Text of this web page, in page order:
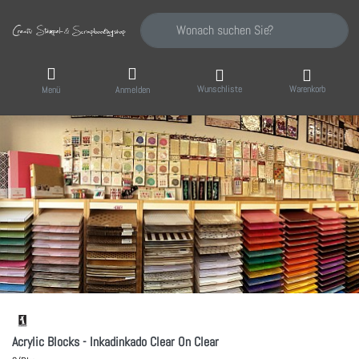
Geben Sie einen Suchbegriff ein. Während
Menü Anmelden Wunschliste Warenkorb
Acrylic Blocks - Inkadinkado Clear On Clear